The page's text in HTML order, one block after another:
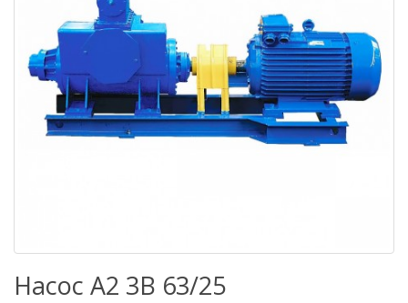
Насос А2 3В 63/25